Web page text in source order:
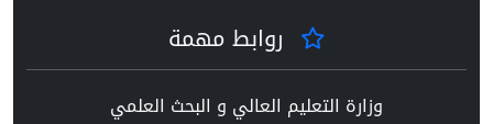
روابط مهمة
وزارة التعليم العالي و البحث العلمي